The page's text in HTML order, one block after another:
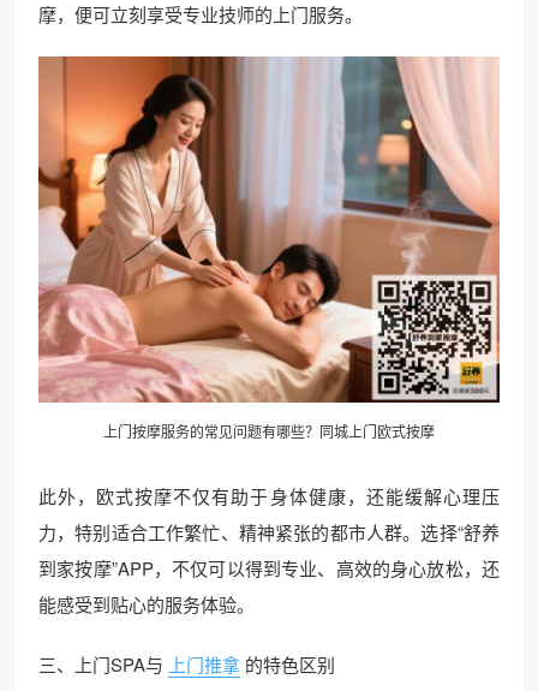
摩，便可立刻享受专业技师的上门服务。
上门按摩服务的常见问题有哪些？同城上门欧式按摩
此外，欧式按摩不仅有助于身体健康，还能缓解心理压
力，特别适合工作繁忙、精神紧张的都市人群。选择“舒养
到家按摩”APP，不仅可以得到专业、高效的身心放松，还
能感受到贴心的服务体验。
三、上门SPA与 上门推拿 的特色区别